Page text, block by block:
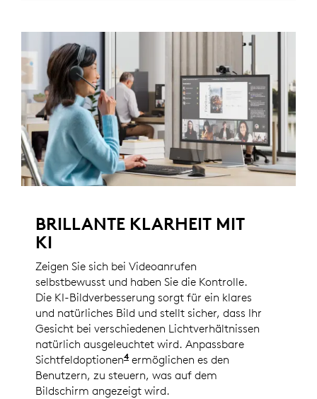
BRILLANTE KLARHEIT MIT
KI
Zeigen Sie sich bei Videoanrufen
selbstbewusst und haben Sie die Kontrolle.
Die KI-Bildverbesserung sorgt für ein klares
und natürliches Bild und stellt sicher, dass Ihr
Gesicht bei verschiedenen Lichtverhältnissen
natürlich ausgeleuchtet wird. Anpassbare
Sichtfeldoptionen4Verfügbar mit Logi Tune. Logi
ermöglichen es den
Benutzern, zu steuern, was auf dem
Bildschirm angezeigt wird.